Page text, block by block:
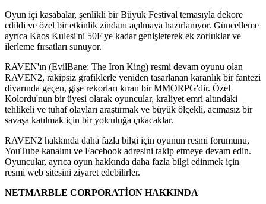
Oyun içi kasabalar, şenlikli bir Büyük Festival temasıyla dekore
edildi ve özel bir etkinlik zindanı açılmaya hazırlanıyor. Güncelleme
ayrıca Kaos Kulesi'ni 50F'ye kadar genişleterek ek zorluklar ve
ilerleme fırsatları sunuyor.
RAVEN'ın (EvilBane: The Iron King) resmi devam oyunu olan
RAVEN2, rakipsiz grafiklerle yeniden tasarlanan karanlık bir fantezi
diyarında geçen, gişe rekorları kıran bir MMORPG'dir. Özel
Kolordu'nun bir üyesi olarak oyuncular, kraliyet emri altındaki
tehlikeli ve tuhaf olayları araştırmak ve büyük ölçekli, acımasız bir
savaşa katılmak için bir yolculuğa çıkacaklar.
RAVEN2 hakkında daha fazla bilgi için oyunun resmi forumunu,
YouTube kanalını ve Facebook adresini takip etmeye devam edin.
Oyuncular, ayrıca oyun hakkında daha fazla bilgi edinmek için
resmi web sitesini ziyaret edebilirler.
NETMARBLE CORPORATİON HAKKINDA